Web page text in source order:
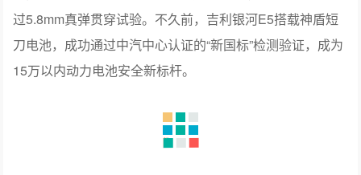
过5.8mm真弹贯穿试验。不久前，吉利银河E5搭载神盾短
刀电池，成功通过中汽中心认证的“新国标”检测验证，成为
15万以内动力电池安全新标杆。